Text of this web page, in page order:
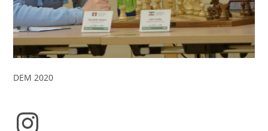
DEM 2020
Instagram